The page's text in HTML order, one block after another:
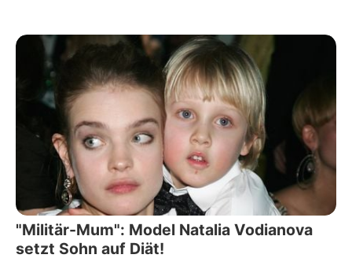
"Militär-Mum": Model Natalia Vodianova
setzt Sohn auf Diät!